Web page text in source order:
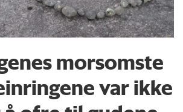
morsomste
var ikke